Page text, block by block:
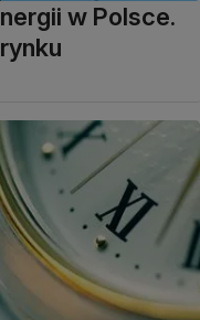
w Polsce.